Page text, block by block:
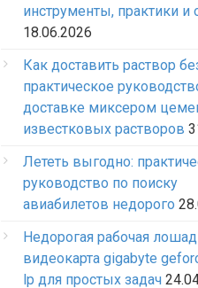
инструменты, практики и
18.06.2026
Как доставить раствор
практическое
доставке миксером
известковых растворов
Лететь выгодно:
руководство по поиску
авиабилетов недорого
Недорогая рабочая
видеокарта gigabyte
lp для простых задач